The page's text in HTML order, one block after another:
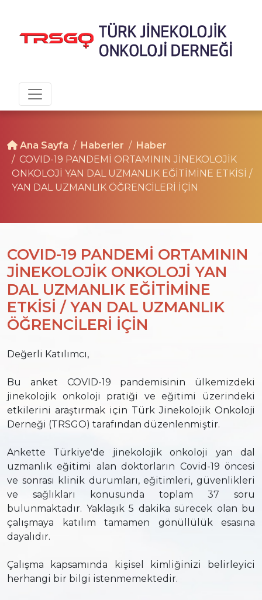
Ana Sayfa Haberler
Haber
COVID-19 PANDEMİ ORTAMININ JİNEKOLOJİK
ONKOLOJİ YAN DAL UZMANLIK EĞİTİMİNE ETKİSİ /
YAN DAL UZMANLIK ÖĞRENCİLERİ İÇİN
COVID-19 PANDEMİ ORTAMININ
JİNEKOLOJİK ONKOLOJİ YAN
DAL UZMANLIK EĞİTİMİNE
ETKİSİ / YAN DAL UZMANLIK
ÖĞRENCİLERİ İÇİN
Değerli Katılımcı,
Bu anket COVID-19 pandemisinin ülkemizdeki
jinekolojik onkoloji pratiği ve eğitimi üzerindeki
etkilerini araştırmak için Türk Jinekolojik Onkoloji
Derneği (TRSGO) tarafından düzenlenmiştir.
Ankette Türkiye'de jinekolojik onkoloji yan dal
uzmanlık eğitimi alan doktorların Covid-19 öncesi
ve sonrası klinik durumları, eğitimleri, güvenlikleri
ve sağlıkları konusunda toplam 37 soru
bulunmaktadır. Yaklaşık 5 dakika sürecek olan bu
çalışmaya katılım tamamen gönüllülük esasına
dayalıdır.
Çalışma kapsamında kişisel kimliğinizi belirleyici
herhangi bir bilgi istenmemektedir.